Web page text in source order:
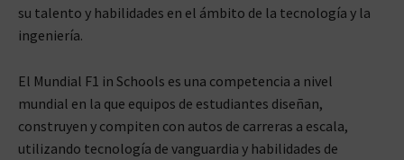
su talento y habilidades en el ámbito de la tecnología y la
ingeniería.
El Mundial F1 in Schools es una competencia a nivel
mundial en la que equipos de estudiantes diseñan,
construyen y compiten con autos de carreras a escala,
utilizando tecnología de vanguardia y habilidades de